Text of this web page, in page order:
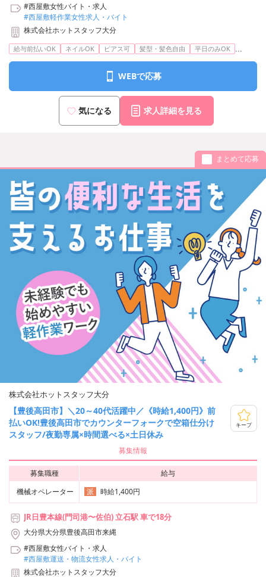
#西屋敷女性バイト・求人
#西屋敷軽作業女性求人・バイト
株式会社ホットスタッフ大分
給与前払いOK ネイルOK ピアス可 髪型・髪色自由 平日のみOK ...
WEBで応募
気になる 求人詳細を見る
まとめて応募
株式会社ホットスタッフ大分
【豊後高田市】＼20～40代活躍中／《時給1,400円》前
払いOK!豊後高田市でカウンターフォークで空箱仕分け
スタッフ/夜勤専属×時間選べる×土日休み
キープ
募集情報
募集職種
給与
機械オペレーター
派 時給1,400円
JR日豊本線(門司港〜佐伯) 立石駅 車で18分
大分県大分県豊後高田市来縄
#西屋敷女性バイト・求人
#西屋敷運送・物流女性求人・バイト
株式会社ホットスタッフ大分